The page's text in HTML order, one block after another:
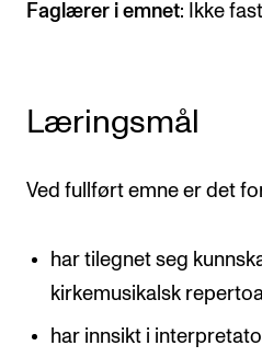
Nyheter og historier
Om Norges musikkhøgskole
Finn ansatte
For ansatte og studenter
Faglærer i emnet: Ikke
Læringsmål
Ved fullført emne er det
har tilegnet seg
kirkemusikalsk
har innsikt i